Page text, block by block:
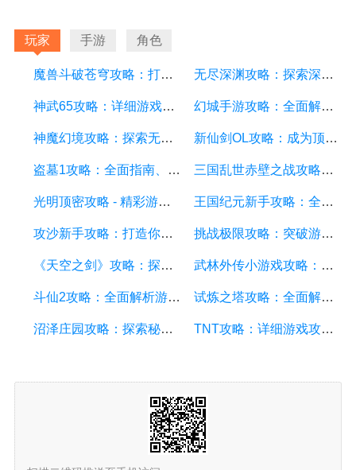
玩家 手游 角色
魔兽斗破苍穹攻略：打造最强战队、掌握绝世神技 无尽深渊攻略：探索深渊的秘密，成为最强战士
神武65攻略：详细游戏攻略方面的描述 幻城手游攻略：全面解析游戏技巧、装备选择和副本攻略
神魔幻境攻略：探索无尽的魔幻世界，成为顶尖玩家 新仙剑OL攻略：成为顶级仙侠大侠的秘诀与技巧
盗墓1攻略：全面指南、秘籍和技巧 三国乱世赤壁之战攻略：详细游戏攻略方面的描述
光明顶密攻略 - 精彩游戏攻略分享，助你征服光明顶的挑战 王国纪元新手攻略：全面解析游戏基础、升级策略和资源管理
攻沙新手攻略：打造你的战争帝国，征服沙漠世界 挑战极限攻略：突破游戏难关的终极指南
《天空之剑》攻略：探索天空的冒险之旅 武林外传小游戏攻略：全面解析游戏技巧、角色选择和剧情推进
斗仙2攻略：全面解析游戏技巧、副本攻略、装备养成和战斗策略 试炼之塔攻略：全面解析游戏技巧与策略，帮你征服每一层塔
沼泽庄园攻略：探索秘密、击败怪物、解谜全指南 TNT攻略：详细游戏攻略方面的描述